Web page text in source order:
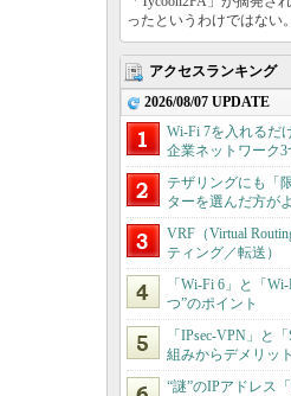
ったというわけではない。
アクセスランキング
2026/08/07 UPDATE
Wi-Fi 7を入れる
企業ネットワーク
テザリングにも「
ターを選んだ方が
VRF（Virtual
ティング／転送）
「Wi-Fi 6」と「
つ”のポイント
「IPsec-VPN」と
組みからデメリッ
“謎”のIPアドレス